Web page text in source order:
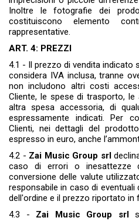
Inoltre le fotografie dei
costituiscono elemento
rappresentative.
ART. 4: PREZZI
4.1 - Il prezzo di vendita indicato
considera IVA inclusa, tranne
non includono altri costi
Cliente, le spese di trasporto,
altra spesa accessoria, di
espressamente indicati. Per
Clienti, nei dettagli del
espresso in euro, anche
4.2 - Zai Music Group srl
caso di errori o inesattezze
conversione delle valute
responsabile in caso di
dell'ordine e il prezzo riportato in
4.3 - Zai Music Group srlsi